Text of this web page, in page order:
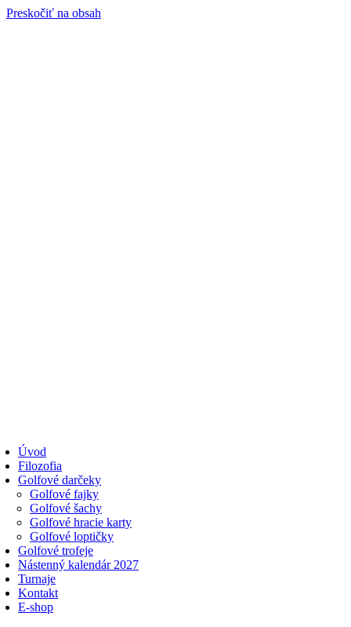
Preskočiť na obsah
Úvod
Filozofia
Golfové darčeky
Golfové fajky
Golfové šachy
Golfové hracie karty
Golfové loptičky
Golfové trofeje
Nástenný kalendár 2027
Turnaje
Kontakt
E-shop